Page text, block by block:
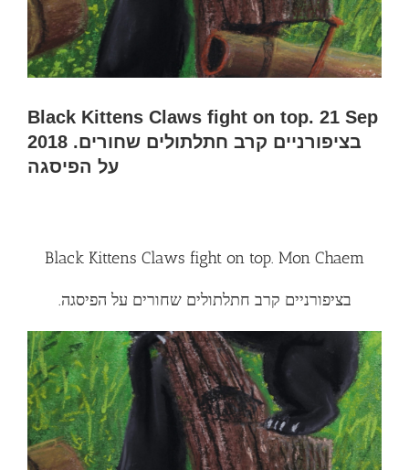
Black Kittens Claws fight on top. 21 Sep
2018 .בציפורניים קרב חתלתולים שחורים
על הפיסגה
Black Kittens Claws fight on top. Mon Chaem
.בציפורניים קרב חתלתולים שחורים על הפיסגה